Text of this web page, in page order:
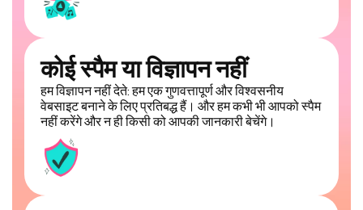
कोई स्पैम या विज्ञापन नहीं
हम विज्ञापन नहीं देते: हम एक गुणवत्तापूर्ण और विश्वसनीय
वेबसाइट बनाने के लिए प्रतिबद्ध हैं। और हम कभी भी आपको स्पैम
नहीं करेंगे और न ही किसी को आपकी जानकारी बेचेंगे।